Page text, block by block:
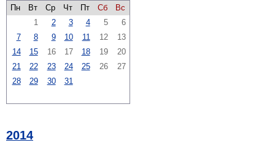
Пн
Вт Ср Чт Пт Сб
Вс
1
2 3 4 5
6
7
8 9 10 11 12
13
14
15 16 17 18 19
20
21
22 23 24 25 26
27
28
29 30 31
2014